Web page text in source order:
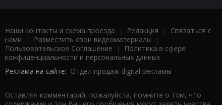
Наши контакты и схема проезда | Редакция | Связаться с
нами | Разместить свои видеоматериалы |
Пользовательское Соглашение |
Политика в сфере
конфиденциальности и персональных данных
Реклама на сайте: Отдел продаж digital рекламы
Оставляя комментарий, пожалуйста, помните о том, что